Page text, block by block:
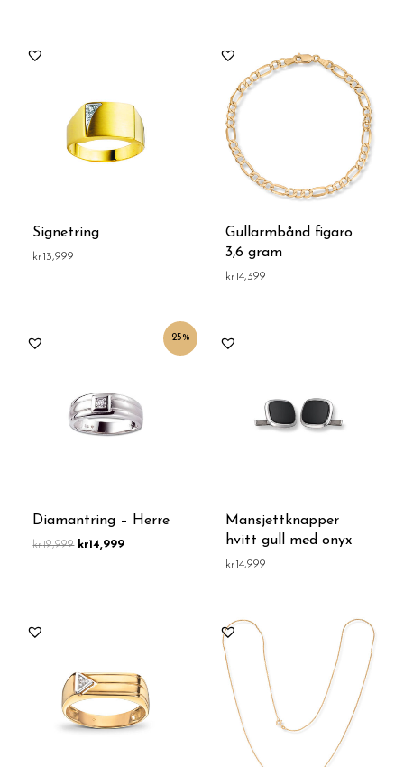
Signetring
kr13,999
Gullarmbånd figaro
3,6 gram
kr14,399
25%
Diamantring – Herre
kr19,999 kr14,999
Nåværende
Mansjettknapper
hvitt gull med onyx
kr14,999